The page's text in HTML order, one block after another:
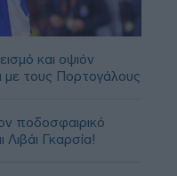
και οψιόν
τους Πορτογάλους
ποδοσφαιρικό
Γκαρσία!